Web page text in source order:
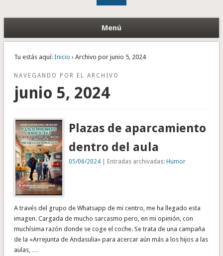
Menú
Tu estás aquí: Inicio › Archivo por junio 5, 2024
NAVEGANDO POR EL ARCHIVO
junio 5, 2024
Plazas de aparcamiento
dentro del aula
05/06/2024 | Entradas archivadas:Humor
A través del grupo de Whatsapp de mi centro, me ha llegado esta
imagen. Cargada de mucho sarcasmo pero, en mi opinión, con
muchísima razón donde se coge el coche. Se trata de una campaña
de la «Arrejunta de Andasulia» para acercar aún más a los hijos a las
aulas, …